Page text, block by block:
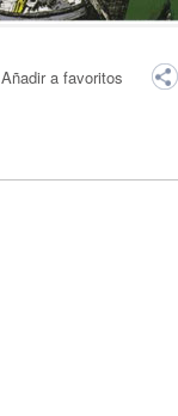
Añadir a favoritos